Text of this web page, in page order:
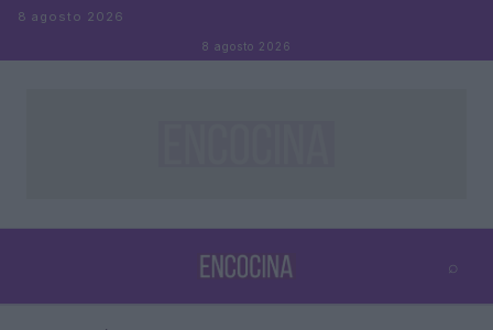
Saltar al contenido
8 agosto 2026
8 agosto 2026
⌕